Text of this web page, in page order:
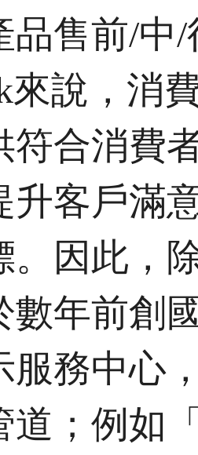
品售前/中
來說，消
符合消費
升客戶滿
。因此，
數年前創
服務中心
道；例如